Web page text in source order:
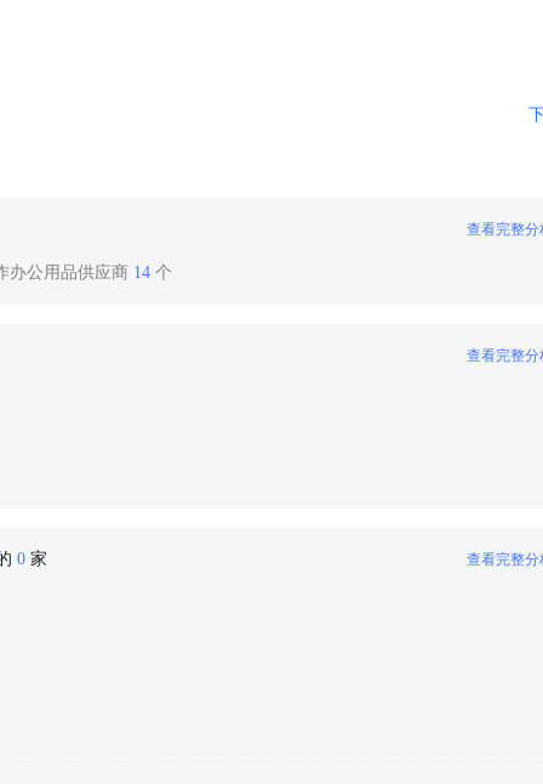
查看完整分
办公用品供应商 14 个
查看完整分
0 家 查看完整分